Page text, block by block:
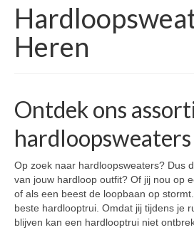
Heren
Ontdek ons
Op zoek naar hardloopsweaters? Dus
van jouw hardloop outfit? Of jij nou op
of als een beest de loopbaan op
beste hardlooptrui. Omdat jij tijdens je
blijven kan een hardlooptrui niet